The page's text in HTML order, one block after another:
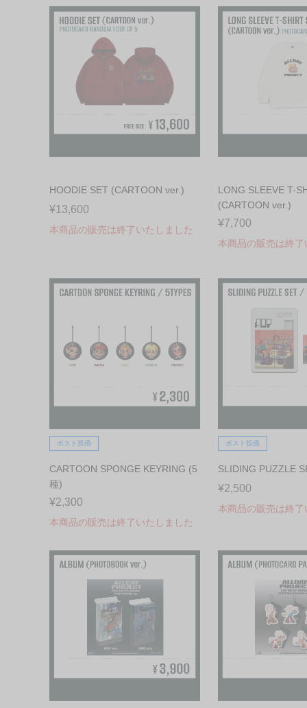
HOODIE SET (CARTOON ver.)
¥13,600
本商品の販売は終了いたしました
LONG SLEEVE T-
(CARTOON ver.)
¥7,700
本商品の販売は終
ポスト投函
CARTOON SPONGE KEYRING (5
種)
¥2,300
本商品の販売は終了いたしました
ポスト投函
SLIDING PUZZLE
¥2,500
本商品の販売は終